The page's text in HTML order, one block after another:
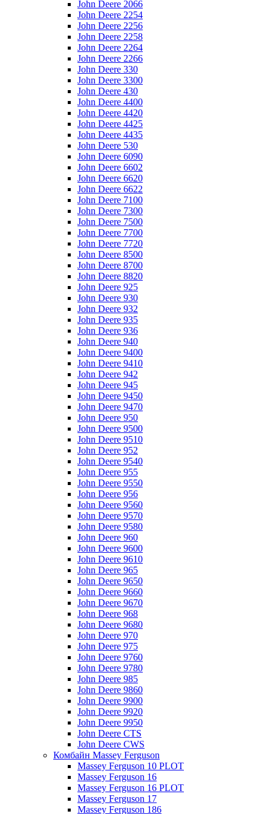
John Deere 2066
John Deere 2254
John Deere 2256
John Deere 2258
John Deere 2264
John Deere 2266
John Deere 330
John Deere 3300
John Deere 430
John Deere 4400
John Deere 4420
John Deere 4425
John Deere 4435
John Deere 530
John Deere 6090
John Deere 6602
John Deere 6620
John Deere 6622
John Deere 7100
John Deere 7300
John Deere 7500
John Deere 7700
John Deere 7720
John Deere 8500
John Deere 8700
John Deere 8820
John Deere 925
John Deere 930
John Deere 932
John Deere 935
John Deere 936
John Deere 940
John Deere 9400
John Deere 9410
John Deere 942
John Deere 945
John Deere 9450
John Deere 9470
John Deere 950
John Deere 9500
John Deere 9510
John Deere 952
John Deere 9540
John Deere 955
John Deere 9550
John Deere 956
John Deere 9560
John Deere 9570
John Deere 9580
John Deere 960
John Deere 9600
John Deere 9610
John Deere 965
John Deere 9650
John Deere 9660
John Deere 9670
John Deere 968
John Deere 9680
John Deere 970
John Deere 975
John Deere 9760
John Deere 9780
John Deere 985
John Deere 9860
John Deere 9900
John Deere 9920
John Deere 9950
John Deere CTS
John Deere CWS
Комбайн Massey Ferguson
Massey Ferguson 10 PLOT
Massey Ferguson 16
Massey Ferguson 16 PLOT
Massey Ferguson 17
Massey Ferguson 186